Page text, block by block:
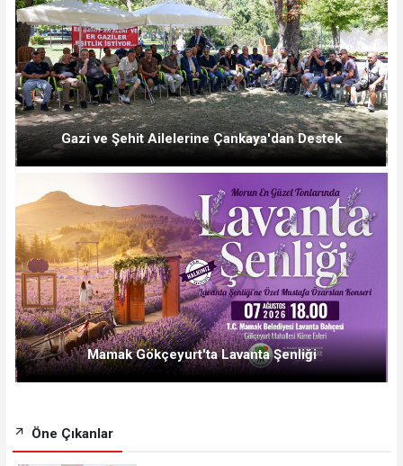
Gazi ve Şehit Ailelerine Çankaya'dan Destek
Mamak Gökçeyurt'ta Lavanta Şenliği
Öne Çıkanlar